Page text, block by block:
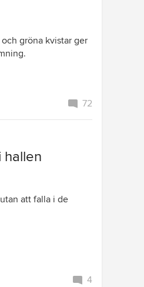
gröna kvistar ger
72
hallen
att falla i de
4